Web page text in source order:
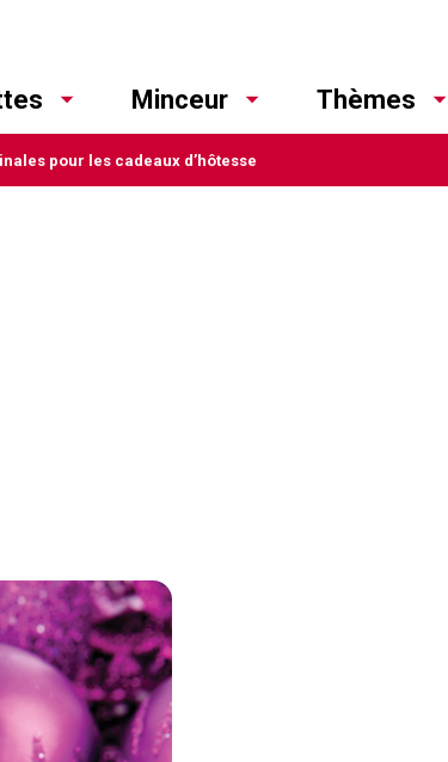
Minceur Thèmes
pour les cadeaux d’hôtesse